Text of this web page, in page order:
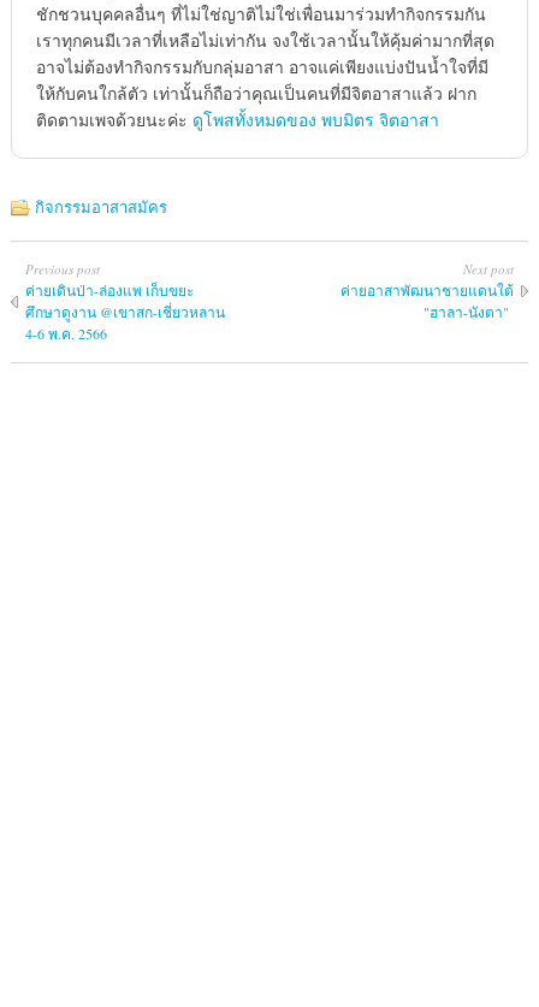
ชักชวนบุคคลอื่นๆ ที่ไม่ใช่ญาติไม่ใช่เพื่อนมาร่วมทำกิจกรรมกัน
เราทุกคนมีเวลาที่เหลือไม่เท่ากัน จงใช้เวลานั้นให้คุ้มค่ามากที่สุด
อาจไม่ต้องทำกิจกรรมกับกลุ่มอาสา อาจแค่เพียงแบ่งปันน้ำใจที่มี
ให้กับคนใกล้ตัว เท่านั้นก็ถือว่าคุณเป็นคนที่มีจิตอาสาแล้ว ฝาก
ติดตามเพจด้วยนะค่ะ ดูโพสทั้งหมดของ พบมิตร จิตอาสา
กิจกรรมอาสาสมัคร
Previous post
ค่ายเดินป่า-ล่องแพ เก็บขยะ
ศึกษาดูงาน @เขาสก-เชี่ยวหลาน
4-6 พ.ค. 2566
Next post
ค่ายอาสาพัฒนา​ชายแดนใต้
"ฮาลา-นังตา"